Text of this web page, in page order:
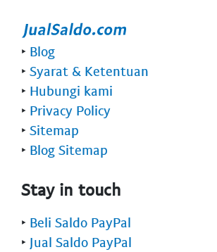
‣ Blog
‣ Syarat & Ketentuan
‣ Hubungi kami
‣ Privacy Policy
‣ Sitemap
‣ Blog Sitemap
Stay in touch
‣ Beli Saldo PayPal
‣ Jual Saldo PayPal